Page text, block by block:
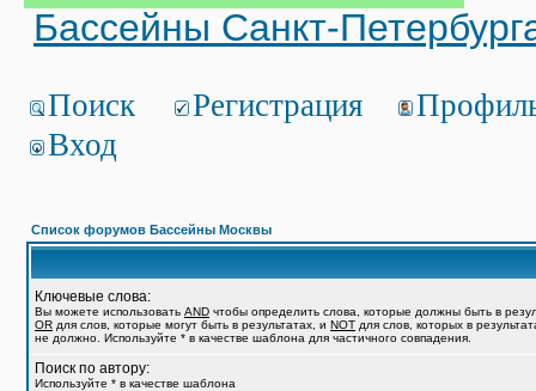
Бассейны Санкт-
Поиск Регистрация
Вход
Список форумов Бассейны Москвы
Ключевые слова:
Вы можете использовать AND чтобы определить слова, которые должны быть в
OR для слов, которые могут быть в результатах, и NOT для слов, которых в
не должно. Используйте * в качестве шаблона для частичного совпадения.
Поиск по автору:
Используйте * в качестве шаблона